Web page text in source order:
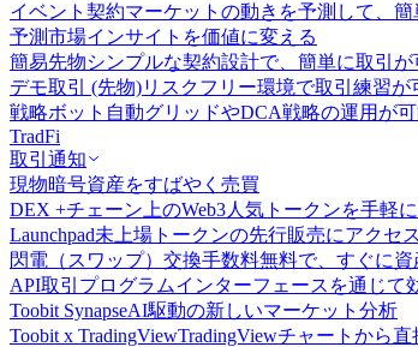
イベント契約マーケットの動きを予測して、簡
予測市場インサイトを価値に変える
簡易先物シンプルな契約設計で、簡単に取引が
デモ取引 (先物)リスクフリー環境で取引練習が
戦略ボット 自動グリッドやDCA戦略の運用が
TradFi
取引通知
現物暗号資産をすばやく売買
DEX +チェーン上のWeb3人気トークンを手軽に
Launchpad未上場トークンの先行販売にアクセス
閃電（スワップ）交換手数料無料で、すぐに資
API取引 プログラムインターフェースを通じて
Toobit SynapseAI駆動の新しいマーケット分析
Toobit x TradingViewTradingViewチャートから直